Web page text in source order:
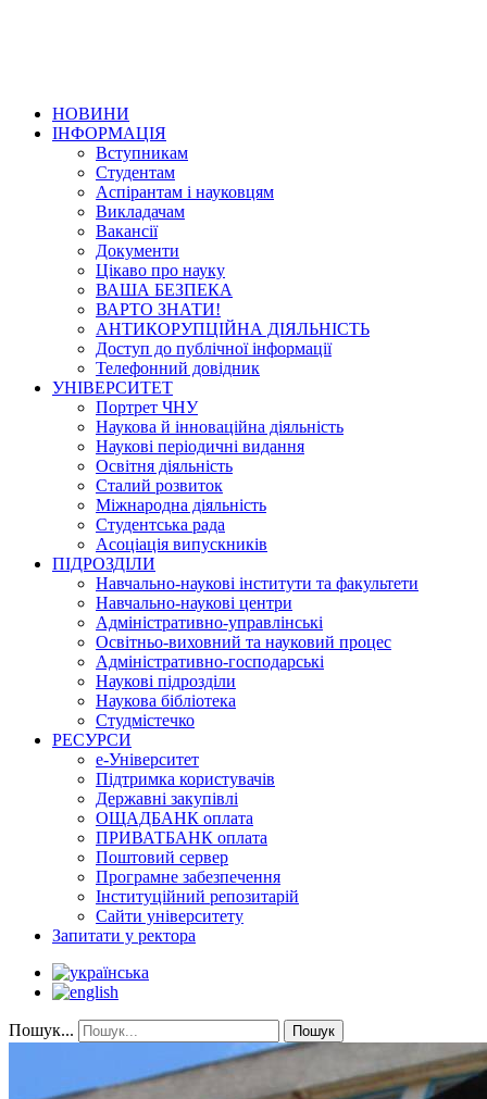
НОВИНИ
ІНФОРМАЦІЯ
Вступникам
Студентам
Аспірантам і науковцям
Викладачам
Вакансії
Документи
Цікаво про науку
ВАША БЕЗПЕКА
ВАРТО ЗНАТИ!
АНТИКОРУПЦІЙНА ДІЯЛЬНІСТЬ
Доступ до публічної інформації
Телефонний довідник
УНІВЕРСИТЕТ
Портрет ЧНУ
Наукова й інноваційна діяльність
Наукові періодичні видання
Освітня діяльність
Сталий розвиток
Міжнародна діяльність
Студентська рада
Асоціація випускників
ПІДРОЗДІЛИ
Навчально-наукові інститути та факультети
Навчально-наукові центри
Адміністративно-управлінські
Освітньо-виховний та науковий процес
Адміністративно-господарські
Наукові підрозділи
Наукова бібліотека
Студмістечко
РЕСУРСИ
е-Університет
Підтримка користувачів
Державні закупівлі
ОЩАДБАНК оплата
ПРИВАТБАНК оплата
Поштовий сервер
Програмне забезпечення
Інституційний репозитарій
Сайти університету
Запитати у ректора
Пошук... Пошук